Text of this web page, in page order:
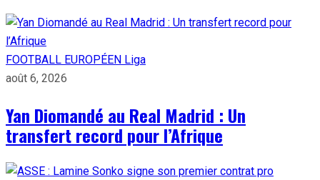
FOOTBALL EUROPÉEN Liga
août 6, 2026
Yan Diomandé au Real Madrid : Un
transfert record pour l’Afrique